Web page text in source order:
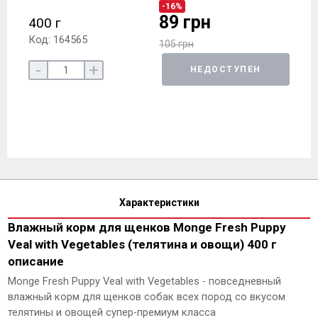
400 г
Код: 164565
-16%
89 грн
105 грн
- + НЕДОСТУПЕН
Характеристики
Влажный корм для щенков Monge Fresh Puppy
Veal with Vegetables (телятина и овощи) 400 г
описание
Monge Fresh Puppy Veal with Vegetables - повседневный
влажный корм для щенков собак всех пород со вкусом
телятины и овощей супер-премиум класса